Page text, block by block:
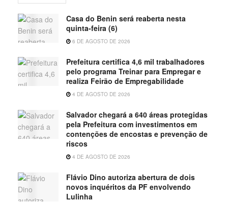
Casa do Benin será reaberta nesta
quinta-feira (6)
6 DE AGOSTO DE 2026
Prefeitura certifica 4,6 mil trabalhadores
pelo programa Treinar para Empregar e
realiza Feirão de Empregabilidade
4 DE AGOSTO DE 2026
Salvador chegará a 640 áreas protegidas
pela Prefeitura com investimentos em
contenções de encostas e prevenção de
riscos
4 DE AGOSTO DE 2026
Flávio Dino autoriza abertura de dois
novos inquéritos da PF envolvendo
Lulinha